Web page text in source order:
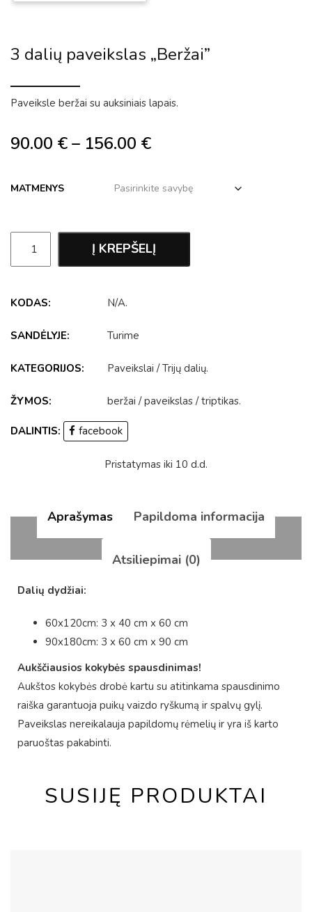
3 dalių paveikslas „Beržai”
Paveiksle beržai su auksiniais lapais.
90.00 €– 156.00 €
MATMENYS
Į KREPŠELĮ
KODAS: N/A.
SANDĖLYJE: Turime
KATEGORIJOS: Paveikslai /Trijų dalių.
ŽYMOS: beržai /paveikslas /triptikas.
DALINTIS: facebook
Pristatymas iki 10 d.d.
Aprašymas Papildoma informacija
Atsiliepimai (0)
Dalių dydžiai:
60x120cm: 3 x 40 cm x 60 cm
90x180cm: 3 x 60 cm x 90 cm
Aukščiausios kokybės spausdinimas!
Aukštos kokybės drobė kartu su atitinkama spausdinimo
raiška garantuoja puikų vaizdo ryškumą ir spalvų gylį.
Paveikslas nereikalauja papildomų rėmelių ir yra iš karto
paruoštas pakabinti.
SUSIJĘ PRODUKTAI